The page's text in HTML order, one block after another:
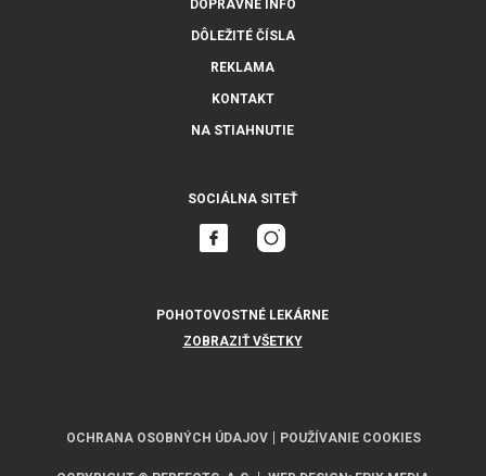
DOPRAVNÉ INFO
DÔLEŽITÉ ČÍSLA
REKLAMA
KONTAKT
NA STIAHNUTIE
SOCIÁLNA SITEŤ
POHOTOVOSTNÉ LEKÁRNE
ZOBRAZIŤ VŠETKY
OCHRANA OSOBNÝCH ÚDAJOV POUŽÍVANIE COOKIES